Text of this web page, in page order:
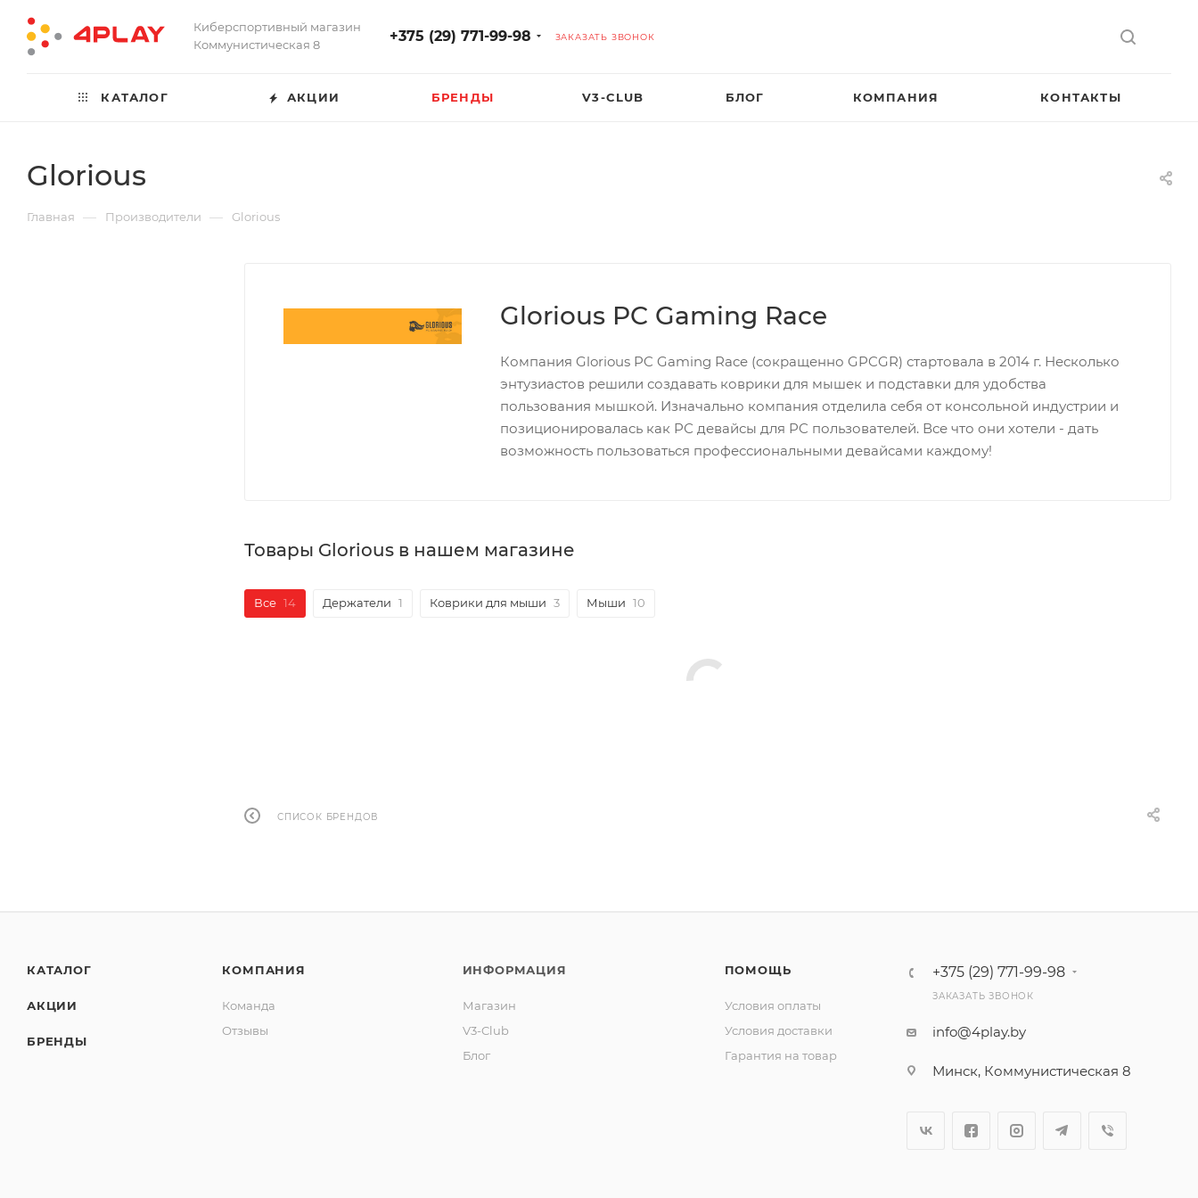
Киберспортивный магазин
Коммунистическая 8
+375 (29) 771-99-98 ЗАКАЗАТЬ ЗВОНОК
КАТАЛОГ АКЦИИ БРЕНДЫ V3-CLUB БЛОГ КОМПАНИЯ КОНТАКТЫ
Glorious
Главная — Производители — Glorious
Glorious PC Gaming Race
Компания Glorious PC Gaming Race (сокращенно GPCGR) стартовала в 2014 г. Несколько
энтузиастов решили создавать коврики для мышек и подставки для удобства
пользования мышкой. Изначально компания отделила себя от консольной индустрии и
позиционировалась как PС девайсы для PC пользователей. Все что они хотели - дать
возможность пользоваться профессиональными девайсами каждому!
Товары Glorious в нашем магазине
Все 14 Держатели 1 Коврики для мыши 3 Мыши 10
СПИСОК БРЕНДОВ
КАТАЛОГ
АКЦИИ
БРЕНДЫ
КОМПАНИЯ
Команда
Отзывы
ИНФОРМАЦИЯ
Магазин
V3-Club
Блог
ПОМОЩЬ
Условия оплаты
Условия доставки
Гарантия на товар
+375 (29) 771-99-98
ЗАКАЗАТЬ ЗВОНОК
info@4play.by
Минск, Коммунистическая 8